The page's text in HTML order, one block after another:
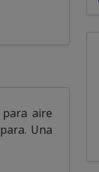
aire
Una